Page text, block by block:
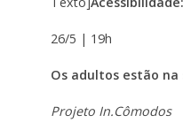
26/5 | 19h
Os adultos estão na
Projeto In.Cômodos